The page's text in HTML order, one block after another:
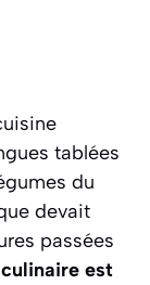
tablées
du
devait
passées
est